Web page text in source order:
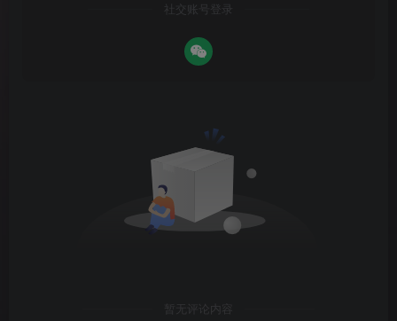
社交账号登录
暂无评论内容